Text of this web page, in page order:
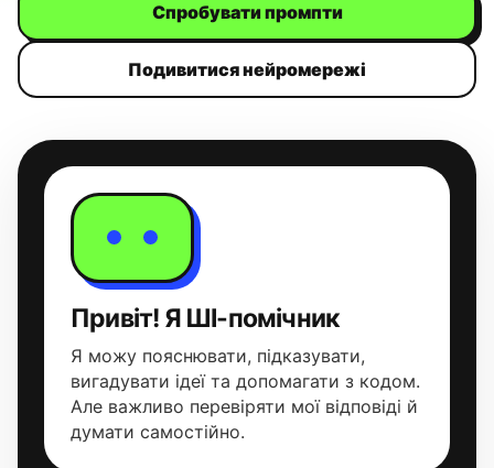
Спробувати промпти
Подивитися нейромережі
Привіт! Я ШІ-помічник
Я можу пояснювати, підказувати,
вигадувати ідеї та допомагати з кодом.
Але важливо перевіряти мої відповіді й
думати самостійно.